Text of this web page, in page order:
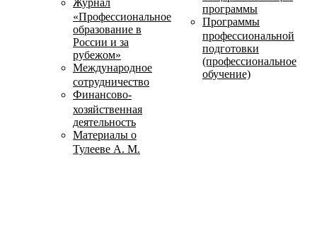
«Профессиональное
образование в
России и за
рубежом»
Международное
сотрудничество
Финансово-
хозяйственная
деятельность
Материалы о
Тулееве А. М.
программы
Программы
профессиональной
подготовки
(профессиональное
обучение)